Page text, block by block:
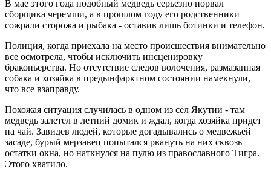
В мае этого года подобный медведь серьезно порвал
сборщика черемши, а в прошлом году его родственники
сожрали сторожа и рыбака - оставив лишь ботинки и телефон.
Полиция, когда приехала на место происшествия внимательно
все осмотрела, чтобы исключить инсценировку
браконьерства. Но отсутствие следов волочения, размазанная
собака и хозяйка в предынфарктном состоянии намекнули,
что все взаправду.
Похожая ситуация случилась в одном из сёл Якутии - там
медведь залетел в летний домик и ждал, когда хозяйка придет
на чай. Завидев людей, которые догадывались о медвежьей
засаде, бурый мерзавец попытался рвануть на них сквозь
остатки окна, но наткнулся на пулю из православного Тигра.
Этого хватило.